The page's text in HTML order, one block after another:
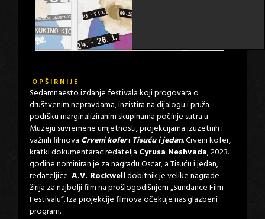
OPŠIRNIJE
Sedamnaesto izdanje festivala koji progovara o
društvenim nepravdama, inzistira na dijalogu i pruža
podršku marginaliziranim skupinama počinje sutra u
Muzeju suvremene umjetnosti, projekcijama izuzetnih i
važnih filmova Crveni koferi Tisuću i jedan. Crveni kofer,
kratki dokumentarac redatelja Cyrusa Neshvada, 2023.
godine nominiran je za nagradu Oscar, a Tisuću i jedan,
redateljice A.V. Rockwelldobitnik je velike nagrade
žirija za najbolji film na prošlogodišnjem „Sundance Film
Festivalu“. Iza projekcije filmova očekuje nas glazbeni
program.